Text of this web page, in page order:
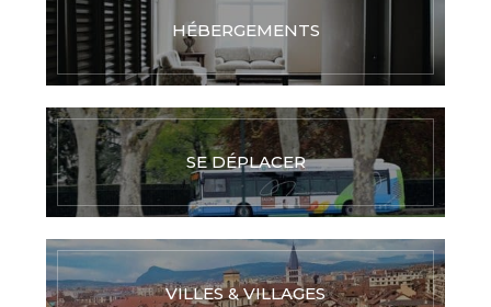
HÉBERGEMENTS
SE DÉPLACER
VILLES & VILLAGES